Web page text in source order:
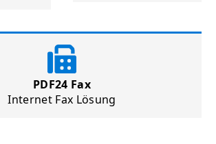
PDF24 Fax
Internet Fax Lösung